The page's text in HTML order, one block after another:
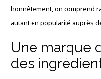
honnêtement, on comprend
autant en popularité auprès
Une marque
des